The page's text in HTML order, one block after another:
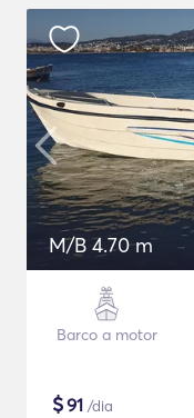
M/B 4.70 m
Barco a motor
$91 /dia